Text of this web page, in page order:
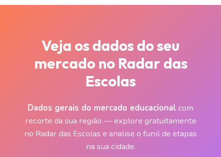
Veja os dados do seu
mercado no Radar das
Escolas
Dados gerais do mercado educacionalcom
recorte da sua região — explore gratuitamente
no Radar das Escolas e analise o funil de etapas
na sua cidade.